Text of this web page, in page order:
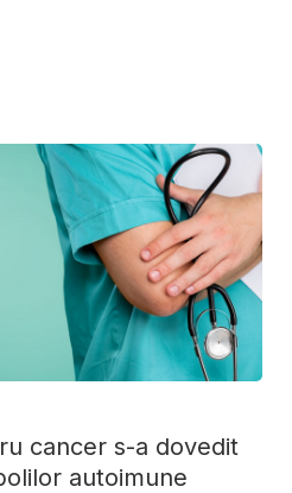
cancer s-a dovedit
autoimune